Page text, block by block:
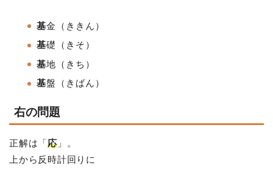
基金（ききん）
基礎
（きそ）
基地 （きち）
基盤 （きばん）
右の問題
正解は「応」。
上から反時計回りに